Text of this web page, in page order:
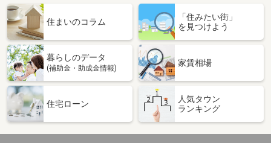
住まいのコラム
「住みたい街」
を見つけよう
暮らしのデータ
(補助金・助成金情報)
家賃相場
住宅ローン
人気タウン
ランキング